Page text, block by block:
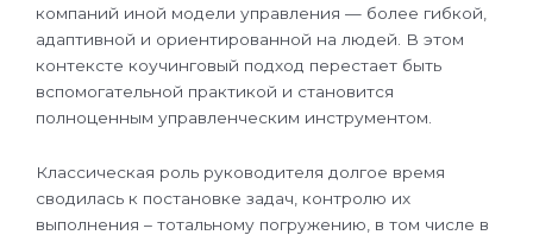
компаний иной модели управления — более гибкой,
адаптивной и ориентированной на людей. В этом
контексте коучинговый подход перестает быть
вспомогательной практикой и становится
полноценным управленческим инструментом.
Классическая роль руководителя долгое время
сводилась к постановке задач, контролю их
выполнения – тотальному погружению, в том числе в